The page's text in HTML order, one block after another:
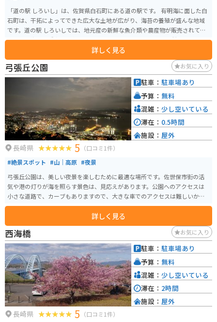
「道の駅 しろいし」は、佐賀県白石町にある道の駅です。 有明海に面した白
石町は、干拓によってできた広大な土地が広がり、海苔の養殖が盛んな地域
です。道の駅 しろいしでは、地元産の新鮮な魚介類や農産物が販売されてお
り、特に海苔は種類も豊富なので、お土産に最適です。 また、併設されてい
るレストランでは、地元産の食材をふんだんに使った料理を楽しむことがで
きます。 バイクで訪れる場合、道の駅には広い駐車場が完備されているので
安心です。周辺には、有明海沿いを走るシーサイドロードなど、風光明媚なツ
ーリングコースもあります。 道の駅 しろいしは、佐賀県内でも有数の規模を
誇る道の駅であり、地元の特産品やグルメ、観光情報など、様々な情報を入
詳しく見る
弓張丘公園 お気に入り
長崎県 5 （口コミ1件）
#絶景スポット #山｜高原 #夜景
弓張丘公園は、美しい夜景を楽しむために最適な場所です。佐世保市街の活
気や港の灯りが海を照らす景色は、見応えがあります。公園へのアクセスは
小さな道路で、カーブもありますので、大きな車でのアクセスは難しいかも
しれませんが、バイクで走る分には楽しいです。
詳しく見る
駐車： 駐車場あり
予算： 無料
混雑： 少し空いている
滞在： 0.5時間
施設： 屋外
西海橋 お気に入り
長崎県 5 （口コミ1件）
駐車： 駐車場あり
予算： 無料
混雑： 少し空いている
滞在： 2時間
施設： 屋外